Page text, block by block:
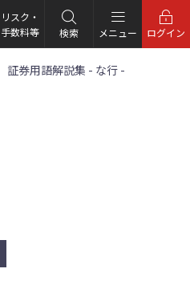
リスク・
手数料等
検索 メニュー ログイン
証券用語解説集 - な行 -